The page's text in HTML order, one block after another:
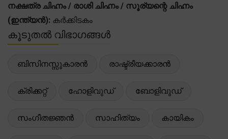
നക്ഷത്ര ചിഹ്നം / രാശി ചിഹ്നം / സൂര്യന്റെ ചിഹ്നം
(ഇന്ത്യൻ): കർക്കിടകം
കൂടുതൽ വിഭാഗങ്ങൾ
ബിസിനസ്സുകാരൻ രാഷ്ട്രീയക്കാരൻ
ക്രിക്കറ്റ് ഹോളിവുഡ് ബോളിവുഡ്
സംഗീതജ്ഞൻ സാഹിത്യം കായികം